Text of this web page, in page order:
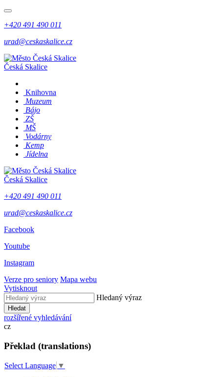
+420 491 490 011
urad@ceskaskalice.cz
Česká Skalice
Knihovna
Muzeum
Bájo
ZŠ
MŠ
Vodárny
Kemp
Jídelna
Česká Skalice
+420 491 490 011
urad@ceskaskalice.cz
Facebook
Youtube
Instagram
Verze pro seniory Mapa webu
Vytisknout
Hledaný výraz
Hledat
rozšířené vyhledávání
cz
Překlad (translations)
Select Language ▼